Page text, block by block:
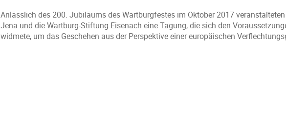
Anlässlich des 200. Jubiläums des Wartburgfestes im Oktober 2017
Jena und die Wartburg-Stiftung Eisenach eine Tagung, die sich den
widmete, um das Geschehen aus der Perspektive einer europäischen